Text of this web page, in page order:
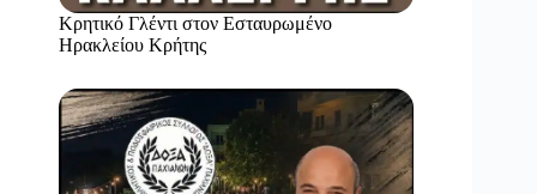
Κρητικό Γλέντι στον Εσταυρωμένο
Ηρακλείου Κρήτης